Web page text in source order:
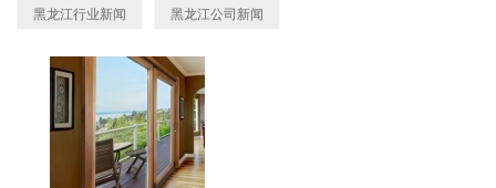
黑龙江行业新闻 黑龙江公司新闻